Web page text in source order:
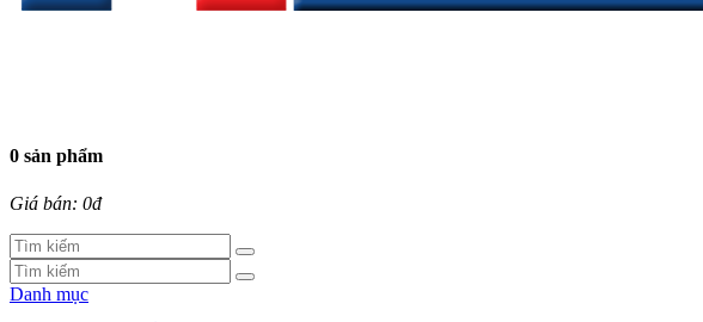
0 sản phẩm
Giá bán: 0đ
Danh mục